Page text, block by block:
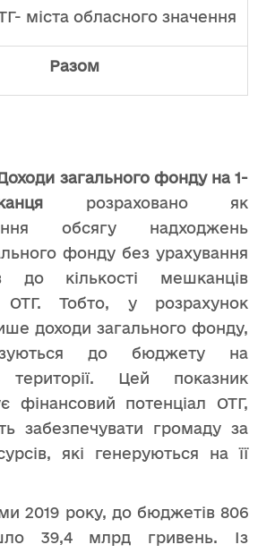
міста обласного значення
Разом
загального фонду на 1-
розраховано як
обсягу надходжень
фонду без урахування
до кількості мешканців
ОТГ. Тобто, у розрахунок
доходи загального фонду,
до бюджету на
території. Цей показник
фінансовий потенціал ОТГ,
забезпечувати громаду за
які генеруються на її
2019 року, до бюджетів 806
39,4 млрд гривень. Із